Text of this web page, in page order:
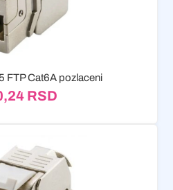
FTP Cat6A pozlaceni
RSD